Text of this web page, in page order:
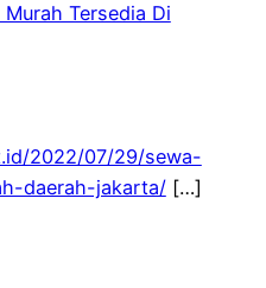
Tersedia Di
2022/07/29/sewa-
daerah-jakarta/[…]